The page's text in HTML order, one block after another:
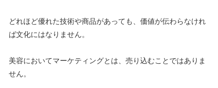
どれほど優れた技術や商品があっても、価値が伝わらなけれ
ば文化にはなりません。
美容においてマーケティングとは、売り込むことではありま
せん。